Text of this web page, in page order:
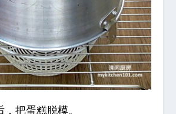
把蛋糕脱模。